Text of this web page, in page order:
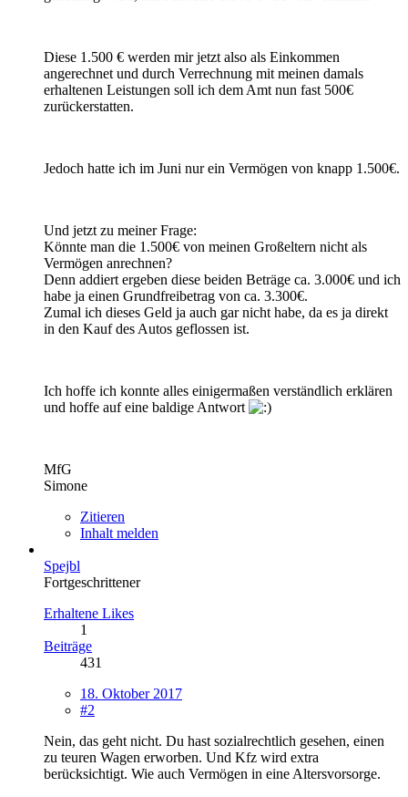
Diese 1.500 € werden mir jetzt also als Einkommen
angerechnet und durch Verrechnung mit meinen damals
erhaltenen Leistungen soll ich dem Amt nun fast 500€
zurückerstatten.
Jedoch hatte ich im Juni nur ein Vermögen von knapp 1.500€.
Und jetzt zu meiner Frage:
Könnte man die 1.500€ von meinen Großeltern nicht als
Vermögen anrechnen?
Denn addiert ergeben diese beiden Beträge ca. 3.000€ und ich
habe ja einen Grundfreibetrag von ca. 3.300€.
Zumal ich dieses Geld ja auch gar nicht habe, da es ja direkt
in den Kauf des Autos geflossen ist.
Ich hoffe ich konnte alles einigermaßen verständlich erklären
und hoffe auf eine baldige Antwort
MfG
Simone
Zitieren
Inhalt melden
Spejbl
Fortgeschrittener
Erhaltene Likes
1
Beiträge
431
18. Oktober 2017
#2
Nein, das geht nicht. Du hast sozialrechtlich gesehen, einen
zu teuren Wagen erworben. Und Kfz wird extra
berücksichtigt. Wie auch Vermögen in eine Altersvorsorge.